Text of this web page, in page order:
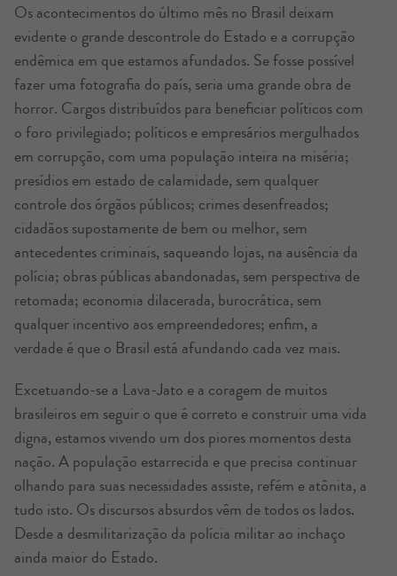
Os acontecimentos do último mês no Brasil deixam
evidente o grande descontrole do Estado e a corrupção
endêmica em que estamos afundados. Se fosse possível
fazer uma fotografia do país, seria uma grande obra de
horror. Cargos distribuídos para beneficiar políticos com
o foro privilegiado; políticos e empresários mergulhados
em corrupção, com uma população inteira na miséria;
presídios em estado de calamidade, sem qualquer
controle dos órgãos públicos; crimes desenfreados;
cidadãos supostamente de bem ou melhor, sem
antecedentes criminais, saqueando lojas, na ausência da
polícia; obras públicas abandonadas, sem perspectiva de
retomada; economia dilacerada, burocrática, sem
qualquer incentivo aos empreendedores; enfim, a
verdade é que o Brasil está afundando cada vez mais.
Excetuando-se a Lava-Jato e a coragem de muitos
brasileiros em seguir o que é correto e construir uma vida
digna, estamos vivendo um dos piores momentos desta
nação. A população estarrecida e que precisa continuar
olhando para suas necessidades assiste, refém e atônita, a
tudo isto. Os discursos absurdos vêm de todos os lados.
Desde a desmilitarização da polícia militar ao inchaço
ainda maior do Estado.